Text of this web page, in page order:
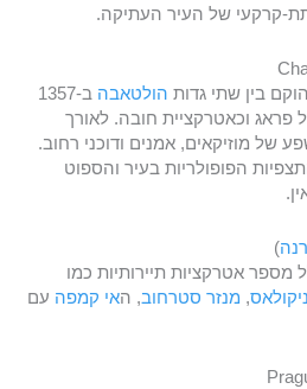
קרקעי של העיר העתיקה.
בין שתי גדות הולטאבה
ב-1357
וכאטרקציית חובה. לאורך
פסלים ושפע של מוזיקאים, אמנים ודוכני רחוב.
הפופולריות בעיר והספוט
)
מספר אטרקציות תיירותיות כמו
, מנזר סטרחוב, האי קמפה עם